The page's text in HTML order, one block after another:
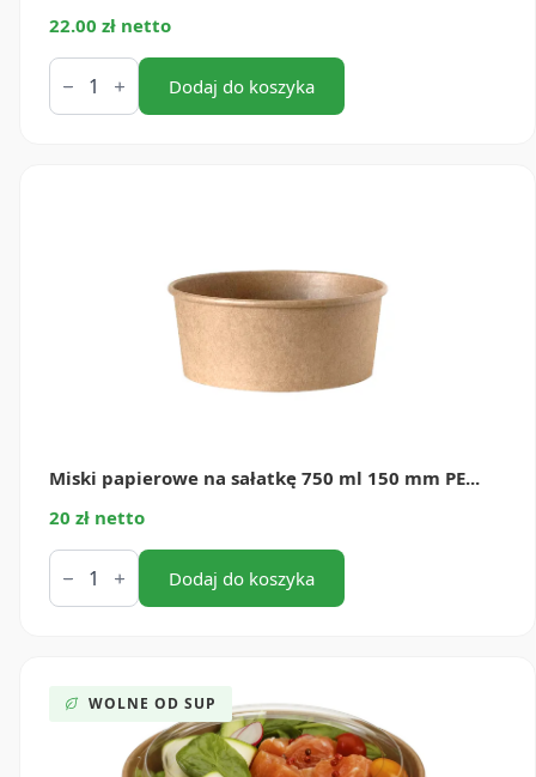
22.00 zł netto
ilość
Miski
papierowe
na
Dodaj do koszyka
Miski papierowe na sałatkę 750 ml 150 mm PE...
20 zł netto
ilość
Miski
papierowe
na
150
mm
Dodaj do koszyka
WOLNE OD SUP